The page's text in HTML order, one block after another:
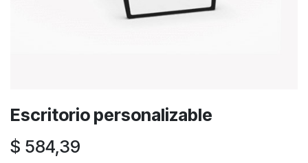
Escritorio personalizable
$ 584,39